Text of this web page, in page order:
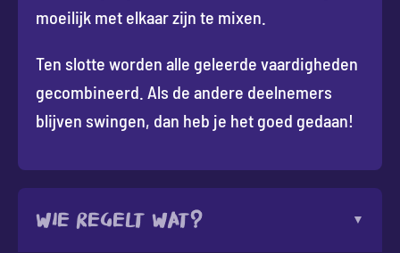
moeilijk met elkaar zijn te mixen.
Ten slotte worden alle geleerde vaardigheden
gecombineerd. Als de andere deelnemers
blijven swingen, dan heb je het goed gedaan!
Wie regelt wat?